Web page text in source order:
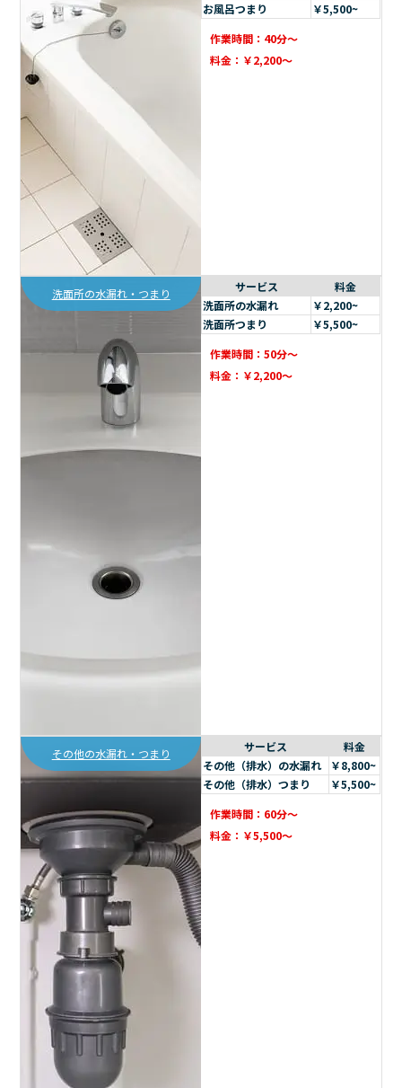
お風呂つまり
￥5,500~
作業時間：40分～
料金：￥2,200～
洗面所の水漏れ・つまり サービス
料金
洗面所の水漏れ
￥2,200~
洗面所つまり
￥5,500~
作業時間：50分～
料金：￥2,200～
その他の水漏れ・つまり サービス
料金
その他（排水）の水漏れ
￥8,800~
その他（排水）つまり
￥5,500~
作業時間：60分～
料金：￥5,500～